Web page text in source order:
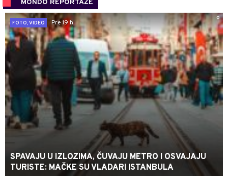
MONDO REPORTAŽE
0
FOTO, VIDEO
Pre 19 h
SPAVAJU U IZLOZIMA, ČUVAJU METRO I OSVAJAJU
TURISTE: MAČKE SU VLADARI ISTANBULA